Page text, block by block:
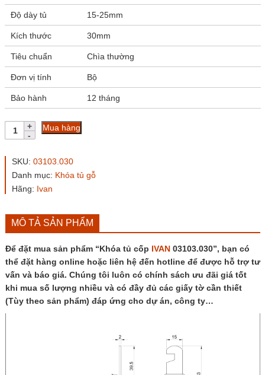
Độ dày tủ 15-25mm
Kích thước 30mm
Tiêu chuẩn Chìa thường
Đơn vị tính Bộ
Bảo hành 12 tháng
Khóa
tủ
IVAN
số
lượng
Mua hàng
SKU: 03103.030
Danh mục: Khóa tủ gỗ
Hãng: Ivan
MÔ TẢ SẢN PHẨM
Để đặt mua sản phẩm “Khóa tủ cốp IVAN03103.030”, bạn có
thể đặt hàng online hoặc liên hệ đến hotline để được hỗ trợ tư
vấn và báo giá. Chúng tôi luôn có chính sách ưu đãi giá tốt
khi mua số lượng nhiều và có đầy đủ các giấy tờ cần thiết
(Tùy theo sản phẩm) đáp ứng cho dự án, công ty…